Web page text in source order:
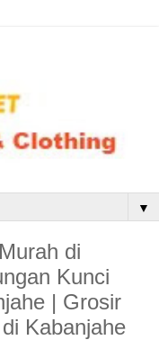
▼
di
Kunci
| Grosir
Kabanjahe